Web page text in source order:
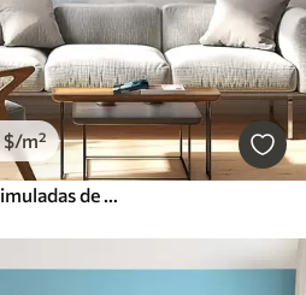
$/m²
Cielo azul con pinceladas simuladas de óleo